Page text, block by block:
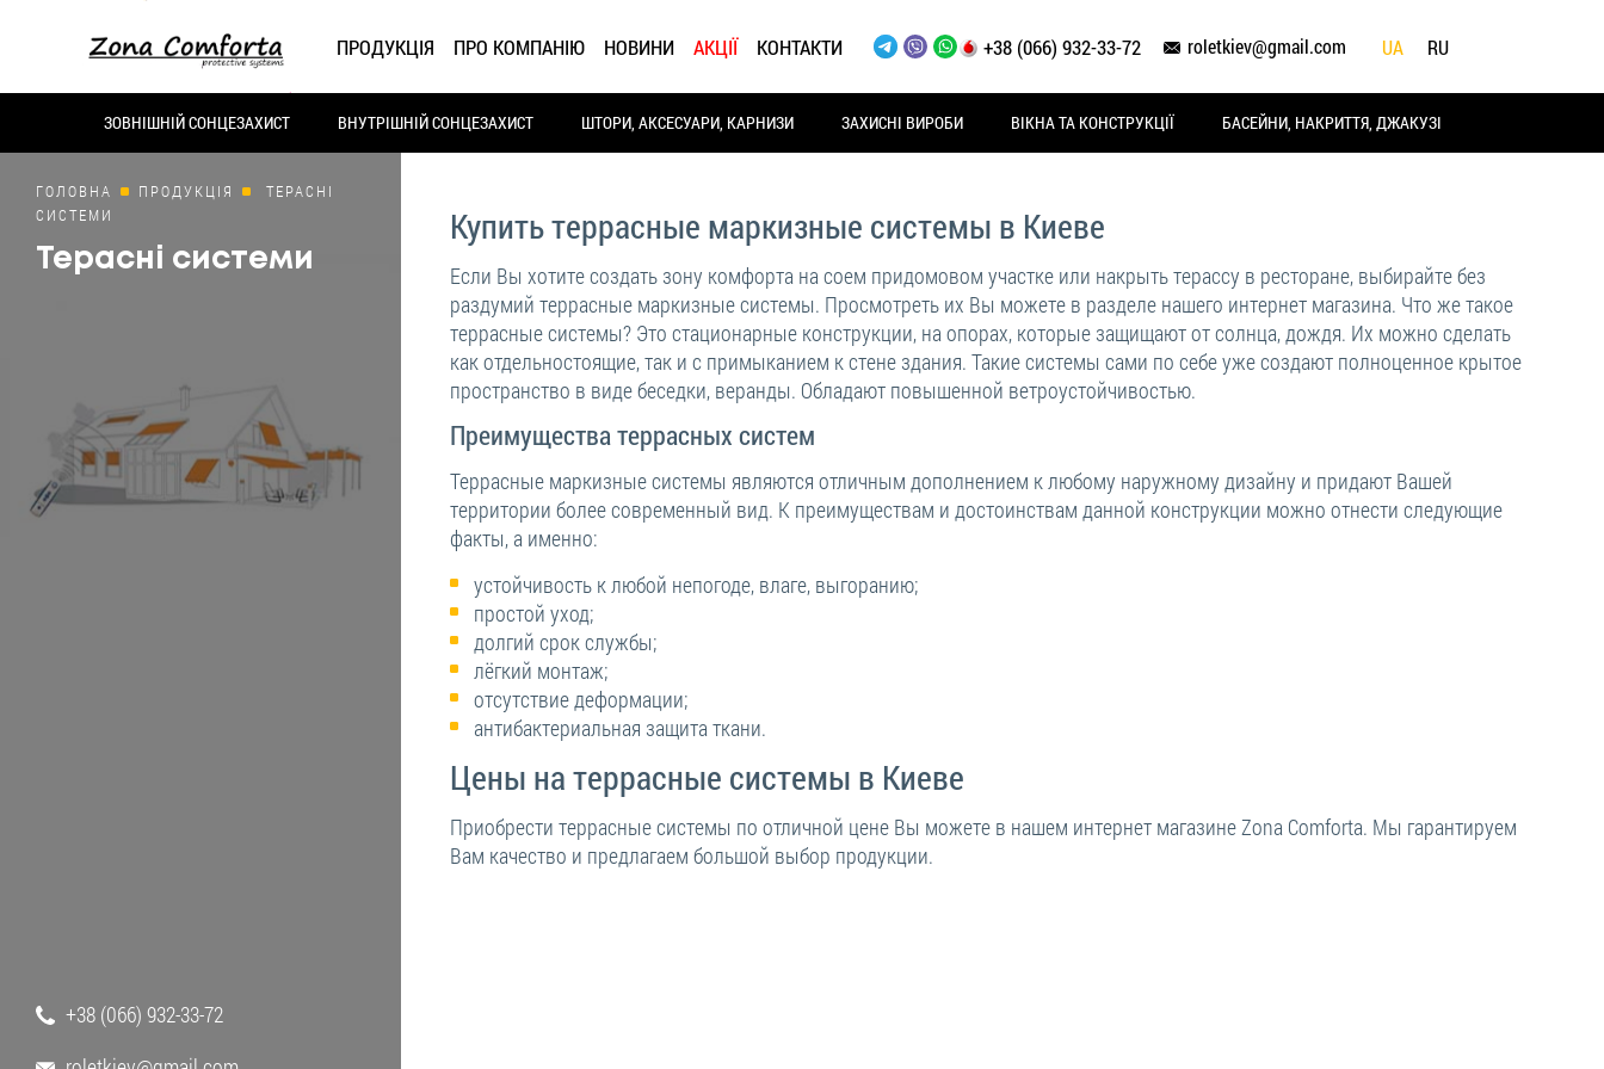
ПРОДУКЦІЯ ПРО КОМПАНІЮ НОВИНИ АКЦІЇ КОНТАКТИ +38 (066) 932-33-72 roletkiev@gmail.com UA RU
ЗОВНІШНІЙ СОНЦЕЗАХИСТ ВНУТРІШНІЙ СОНЦЕЗАХИСТ ШТОРИ, АКСЕСУАРИ, КАРНИЗИ ЗАХИСНІ ВИРОБИ ВІКНА ТА КОНСТРУКЦІЇ БАСЕЙНИ, НАКРИТТЯ, ДЖАКУЗІ
ГОЛОВНА ПРОДУКЦІЯ
ТЕРАСНІ
СИСТЕМИ
Терасні системи
+38 (066) 932-33-72
Купить террасные маркизные системы в Киеве
Если Вы хотите создать зону комфорта на соем придомовом участке или накрыть терассу в ресторане, выбирайте без
раздумий террасные маркизные системы. Просмотреть их Вы можете в разделе нашего интернет магазина. Что же такое
террасные системы? Это стационарные конструкции, на опорах, которые защищают от солнца, дождя. Их можно сделать
как отдельностоящие, так и с примыканием к стене здания. Такие системы сами по себе уже создают полноценное крытое
пространство в виде беседки, веранды. Обладают повышенной ветроустойчивостью.
Преимущества террасных систем
Террасные маркизные системы являются отличным дополнением к любому наружному дизайну и придают Вашей
территории более современный вид. К преимуществам и достоинствам данной конструкции можно отнести следующие
факты, а именно:
устойчивость к любой непогоде, влаге, выгоранию;
простой уход;
долгий срок службы;
лёгкий монтаж;
отсутствие деформации;
антибактериальная защита ткани.
Цены на террасные системы в Киеве
Приобрести террасные системы по отличной цене Вы можете в нашем интернет магазине Zona Comforta. Мы гарантируем
Вам качество и предлагаем большой выбор продукции.